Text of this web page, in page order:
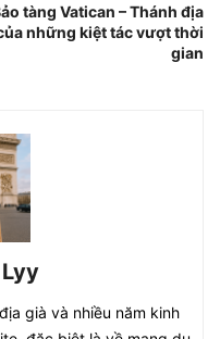
tàng Vatican – Thánh địa
những kiệt tác vượt thời
gian
già và nhiều năm kinh